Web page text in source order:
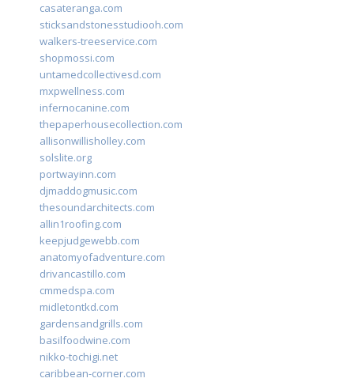
casateranga.com
sticksandstonesstudiooh.com
walkers-treeservice.com
shopmossi.com
untamedcollectivesd.com
mxpwellness.com
infernocanine.com
thepaperhousecollection.com
allisonwillisholley.com
solslite.org
portwayinn.com
djmaddogmusic.com
thesoundarchitects.com
allin1roofing.com
keepjudgewebb.com
anatomyofadventure.com
drivancastillo.com
cmmedspa.com
midletontkd.com
gardensandgrills.com
basilfoodwine.com
nikko-tochigi.net
caribbean-corner.com